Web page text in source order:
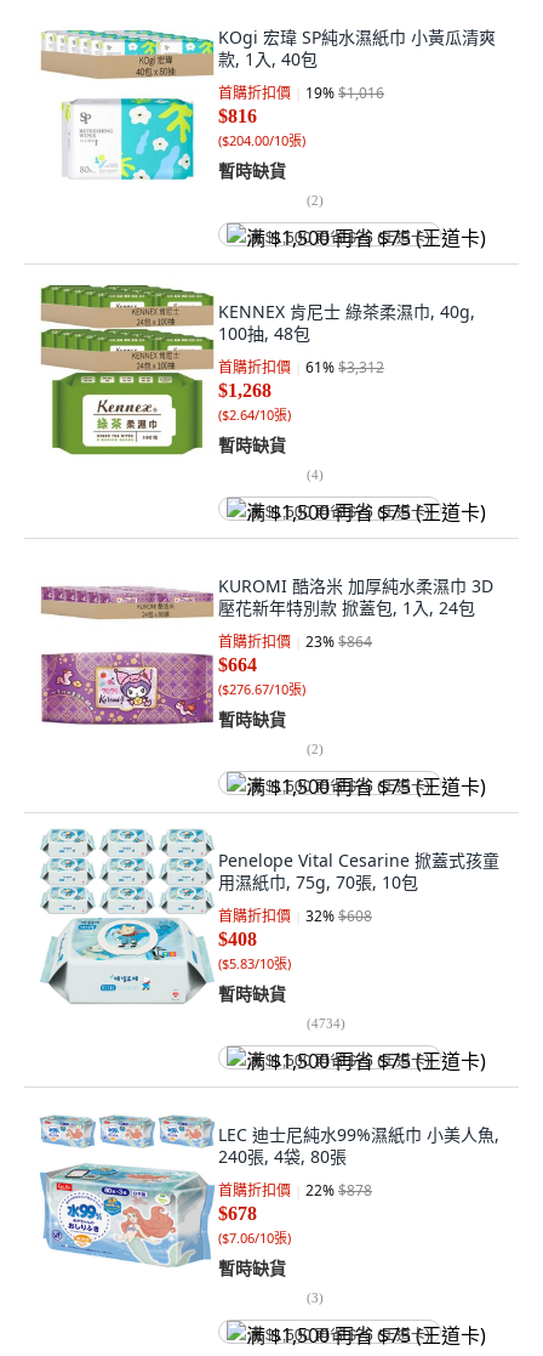
KOgi 宏瑋 SP純水濕紙巾 小黃瓜清爽
款, 1入, 40包
首購折扣價 19%$1,016
$816
($204.00/10張)
暫時缺貨
(2)
满 $1,500 再省 $75 (王道卡)
KENNEX 肯尼士 綠茶柔濕巾, 40g,
100抽, 48包
首購折扣價 61%$3,312
$1,268
($2.64/10張)
暫時缺貨
(4)
满 $1,500 再省 $75 (王道卡)
KUROMI 酷洛米 加厚純水柔濕巾 3D
壓花新年特別款 掀蓋包, 1入, 24包
首購折扣價 23%$864
$664
($276.67/10張)
暫時缺貨
(2)
满 $1,500 再省 $75 (王道卡)
Penelope Vital Cesarine 掀蓋式孩童
用濕紙巾, 75g, 70張, 10包
首購折扣價 32%$608
$408
($5.83/10張)
暫時缺貨
(4734)
满 $1,500 再省 $75 (王道卡)
LEC 迪士尼純水99%濕紙巾 小美人魚,
240張, 4袋, 80張
首購折扣價 22%$878
$678
($7.06/10張)
暫時缺貨
(3)
满 $1,500 再省 $75 (王道卡)